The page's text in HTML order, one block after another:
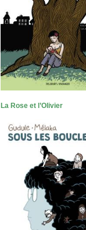
La Rose et l’Olivier